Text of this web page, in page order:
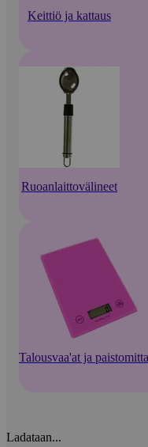
Keittiö ja kattaus
Ruoanlaittovälineet
Talousvaa'at ja
Ladataan...